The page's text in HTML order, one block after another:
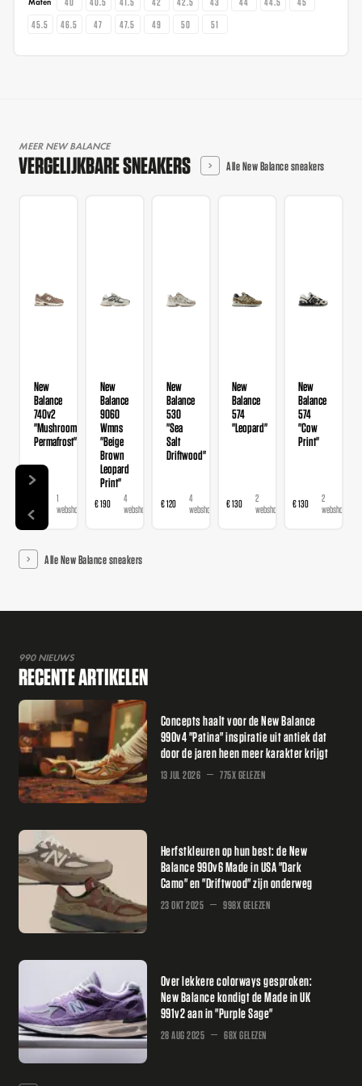
45.5
46.5 47 47.5 49 50 51
MEER NEW BALANCE
VERGELIJKBARE SNEAKERS Alle New Balance sneakers
New
Balance
740v2
"Mushroom
Permafrost"
1
webshop
New
Balance
9060
Wmns
"Beige
Brown
Leopard
Print"
€ 190
4
webshops
New
Balance
530
"Sea
Salt
Driftwood"
€ 120
4
webshops
New
Balance
574
"Leopard"
€ 130
2
webshops
New
Balance
574
"Cow
Print"
€ 130
2
webshops
Alle New Balance sneakers
990 NIEUWS
RECENTE ARTIKELEN
Concepts haalt voor de New Balance
990v4 "Patina" inspiratie uit antiek dat
door de jaren heen meer karakter krijgt
13 JUL 2026 775X GELEZEN
Herfstkleuren op hun best: de New
Balance 990v6 Made in USA "Dark
Camo" en "Driftwood" zijn onderweg
23 OKT 2025 998X GELEZEN
Over lekkere colorways gesproken:
New Balance kondigt de Made in UK
991v2 aan in "Purple Sage"
28 AUG 2025 68X GELEZEN